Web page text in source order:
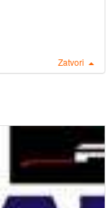
Zatvori